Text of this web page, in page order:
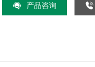
产品咨询